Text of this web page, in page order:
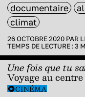
documentaire
climat
26 OCTOBRE 2020 PAR
TEMPS DE LECTURE : 3
Une fois que tu
Voyage au centre
CINÉMA